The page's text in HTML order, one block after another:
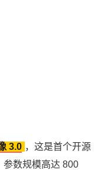
3.0 ，这是首个开源
参数规模高达 800